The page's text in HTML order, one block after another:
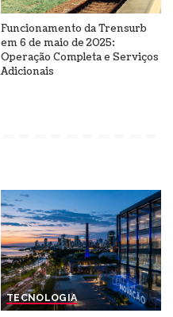
Funcionamento da Trensurb
em 6 de maio de 2025:
Operação Completa e Serviços
Adicionais
TECNOLOGIA